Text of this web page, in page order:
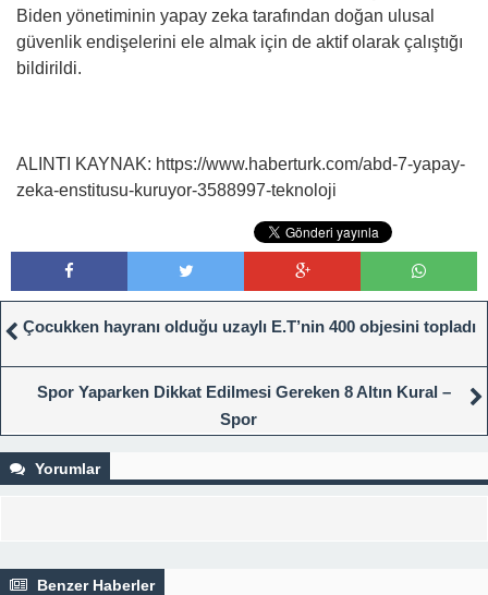
Biden yönetiminin yapay zeka tarafından doğan ulusal
güvenlik endişelerini ele almak için de aktif olarak çalıştığı
bildirildi.
ALINTI KAYNAK: https://www.haberturk.com/abd-7-yapay-
zeka-enstitusu-kuruyor-3588997-teknoloji
Çocukken hayranı olduğu uzaylı E.T’nin 400 objesini topladı
Spor Yaparken Dikkat Edilmesi Gereken 8 Altın Kural –
Spor
Yorumlar
Benzer Haberler